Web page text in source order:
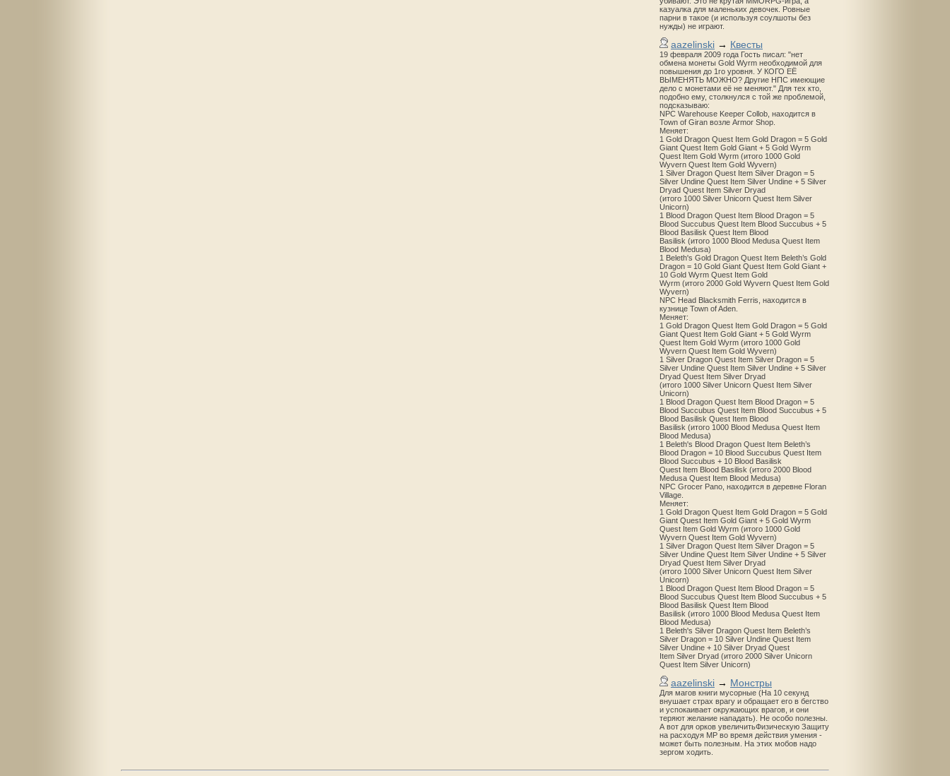
казуалка для маленьких девочек. Ровные
парни в такое (и используя соулшоты без
нужды) не играют.
aazelinski → Квесты
19 февраля 2009 года Гость писал: "нет
обмена монеты Gold Wyrm необходимой для
повышения до 1го уровня. У КОГО ЕЁ
ВЫМЕНЯТЬ МОЖНО? Другие НПС имеющие
дело с монетами её не меняют." Для тех кто,
подобно ему, столкнулся с той же проблемой,
подсказываю:
NPC Warehouse Keeper Collob, находится в
Town of Giran возле Armor Shop.
Меняет:
1 Gold Dragon Quest Item Gold Dragon = 5 Gold
Giant Quest Item Gold Giant + 5 Gold Wyrm
Quest Item Gold Wyrm (итого 1000 Gold
Wyvern Quest Item Gold Wyvern)
1 Silver Dragon Quest Item Silver Dragon = 5
Silver Undine Quest Item Silver Undine + 5 Silver
Dryad Quest Item Silver Dryad
(итого 1000 Silver Unicorn Quest Item Silver
Unicorn)
1 Blood Dragon Quest Item Blood Dragon = 5
Blood Succubus Quest Item Blood Succubus + 5
Blood Basilisk Quest Item Blood
Basilisk (итого 1000 Blood Medusa Quest Item
Blood Medusa)
1 Beleth's Gold Dragon Quest Item Beleth’s Gold
Dragon = 10 Gold Giant Quest Item Gold Giant +
10 Gold Wyrm Quest Item Gold
Wyrm (итого 2000 Gold Wyvern Quest Item Gold
Wyvern)
NPC Head Blacksmith Ferris, находится в
кузнице Town of Aden.
Меняет:
1 Gold Dragon Quest Item Gold Dragon = 5 Gold
Giant Quest Item Gold Giant + 5 Gold Wyrm
Quest Item Gold Wyrm (итого 1000 Gold
Wyvern Quest Item Gold Wyvern)
1 Silver Dragon Quest Item Silver Dragon = 5
Silver Undine Quest Item Silver Undine + 5 Silver
Dryad Quest Item Silver Dryad
(итого 1000 Silver Unicorn Quest Item Silver
Unicorn)
1 Blood Dragon Quest Item Blood Dragon = 5
Blood Succubus Quest Item Blood Succubus + 5
Blood Basilisk Quest Item Blood
Basilisk (итого 1000 Blood Medusa Quest Item
Blood Medusa)
1 Beleth's Blood Dragon Quest Item Beleth’s
Blood Dragon = 10 Blood Succubus Quest Item
Blood Succubus + 10 Blood Basilisk
Quest Item Blood Basilisk (итого 2000 Blood
Medusa Quest Item Blood Medusa)
NPC Grocer Pano, находится в деревне Floran
Village.
Меняет:
1 Gold Dragon Quest Item Gold Dragon = 5 Gold
Giant Quest Item Gold Giant + 5 Gold Wyrm
Quest Item Gold Wyrm (итого 1000 Gold
Wyvern Quest Item Gold Wyvern)
1 Silver Dragon Quest Item Silver Dragon = 5
Silver Undine Quest Item Silver Undine + 5 Silver
Dryad Quest Item Silver Dryad
(итого 1000 Silver Unicorn Quest Item Silver
Unicorn)
1 Blood Dragon Quest Item Blood Dragon = 5
Blood Succubus Quest Item Blood Succubus + 5
Blood Basilisk Quest Item Blood
Basilisk (итого 1000 Blood Medusa Quest Item
Blood Medusa)
1 Beleth's Silver Dragon Quest Item Beleth’s
Silver Dragon = 10 Silver Undine Quest Item
Silver Undine + 10 Silver Dryad Quest
Item Silver Dryad (итого 2000 Silver Unicorn
Quest Item Silver Unicorn)
aazelinski → Монстры
Для магов книги мусорные (На 10 секунд
внушает страх врагу и обращает его в бегство
и успокаивает окружающих врагов, и они
теряют желание нападать). Не особо полезны.
А вот для орков увеличитьФизическую Защиту
на расходуя MP во время действия умения -
может быть полезным. На этих мобов надо
зергом ходить.